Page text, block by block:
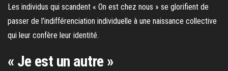
Les individus qui scandent « On est chez nous » se glorifient de
passer de l’indifférenciation individuelle à une naissance collective
qui leur confère leur identité.
« Je est un autre »